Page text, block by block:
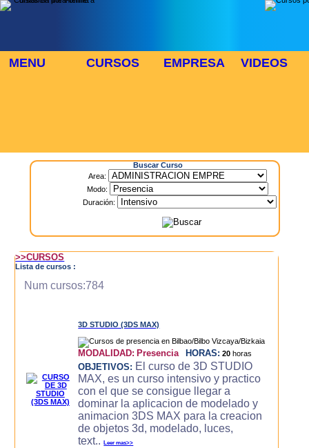
MENU CURSOS EMPRESA VIDEOS
Buscar Curso
Area:
Modo:
Duración:
>>CURSOS
Lista de cursos :
Num cursos:784
3D STUDIO (3DS MAX)
MODALIDAD: Presencia HORAS: 20 horas
OBJETIVOS: El curso de 3D STUDIO
MAX, es un curso intensivo y practico
con el que se consigue llegar a
dominar la aplicacion de modelado y
animacion 3DS MAX para la creacion
de objetos 3d, modelado, luces,
text..Leer mas>>